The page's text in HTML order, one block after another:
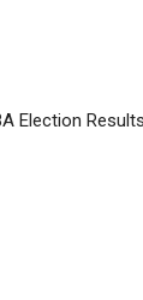
Election